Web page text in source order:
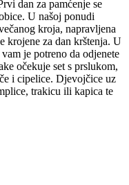
dan za pamćenje se
U našoj ponudi
kroja, napravljena
krojene za dan krštenja. U
je potreno da odjenete
očekuje set s prslukom,
i cipelice. Djevojčice uz
trakicu ili kapica te